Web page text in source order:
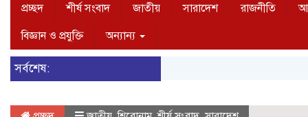
প্রচ্ছদ শীর্ষ সংবাদ জাতীয় সারাদেশ রাজনীতি
বিজ্ঞান ও প্রযুক্তি
অন্যান্য
সর্বশেষ: